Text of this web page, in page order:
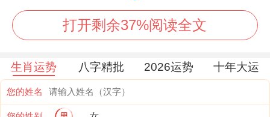
从金钱观念去看 - 属猪人没办法赚到金钱~
键，但属猪人则是看到喜欢的东西都是直通
买买买,一点控制能力都没有 - 属鼠人的金钱
打开剩余37%阅读全文
生肖运势 八字精批 2026运势 十年大运
您的姓名